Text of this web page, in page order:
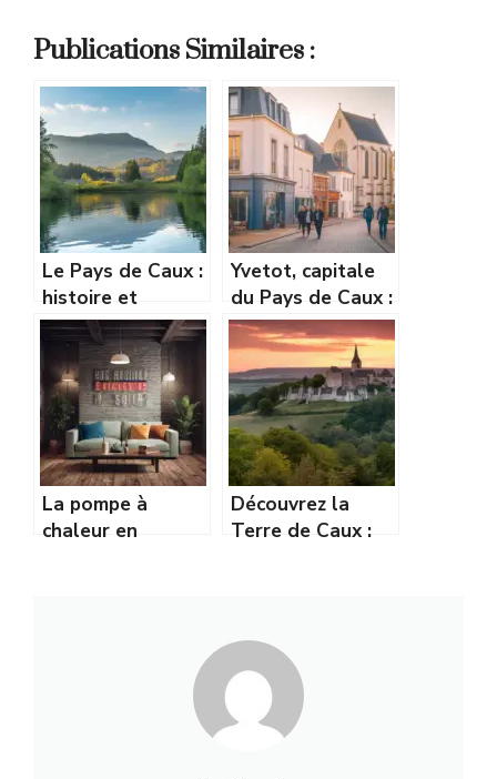
Publications Similaires :
Le Pays de Caux :
histoire et
géographie d’une
terre de
caractère
Yvetot, capitale
du Pays de Caux :
renouveau et
dynamisme du
centre-ville
La pompe à
chaleur en
Découvrez la
Terre de Caux :
manquer